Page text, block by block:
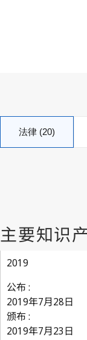
法律 (20)
2019
公布 :
2019年7月28日
颁布 :
2019年7月23日